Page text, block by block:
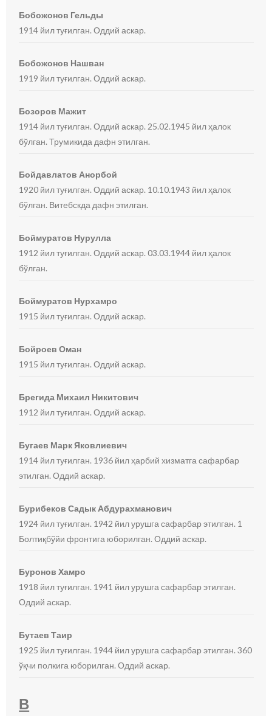
Бобожонов Гельды
1914 йил туғилган. Оддий аскар.
Бобожонов Нашван
1919 йил туғилган. Оддий аскар.
Бозоров Мажит
1914 йил туғилган. Оддий аскар. 25.02.1945 йил ҳалок
бўлган. Трумикида дафн этилган.
Бойдавлатов Анорбой
1920 йил туғилган. Оддий аскар. 10.10.1943 йил ҳалок
бўлган. Витебскда дафн этилган.
Боймуратов Нурулла
1912 йил туғилган. Оддий аскар. 03.03.1944 йил ҳалок
бўлган.
Боймуратов Нурхамро
1915 йил туғилган. Оддий аскар.
Бойроев Оман
1915 йил туғилган. Оддий аскар.
Брегида Михаил Никитович
1912 йил туғилган. Оддий аскар.
Бугаев Марк Яковлиевич
1914 йил туғилган. 1936 йил ҳарбий хизматга сафарбар
этилган. Оддий аскар.
Бурибеков Садык Абдурахманович
1924 йил туғилган. 1942 йил урушга сафарбар этилган. 1
Болтиқбўйи фронтига юборилган. Оддий аскар.
Буронов Хамро
1918 йил туғилган. 1941 йил урушга сафарбар этилган.
Оддий аскар.
Бутаев Таир
1925 йил туғилган. 1944 йил урушга сафарбар этилган. 360
ўқчи полкига юборилган. Оддий аскар.
В